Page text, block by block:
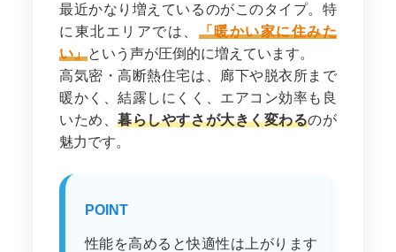
最近かなり増えているのがこのタイプ。特
に東北エリアでは、 「暖かい家に住みた
い」という声が圧倒的に増えています。
高気密・高断熱住宅は、廊下や脱衣所まで
暖かく、結露しにくく、エアコン効率も良
いため、暮らしやすさが大きく変わるのが
魅力です。
POINT
性能を高めると快適性は上がります